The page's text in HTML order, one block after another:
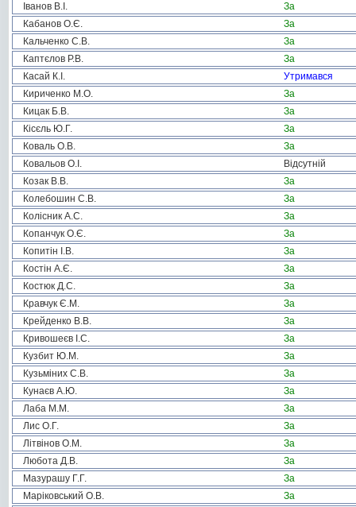
Іванов В.І.
За
Кабанов О.Є.
За
Кальченко С.В.
За
Каптєлов Р.В.
За
Касай К.І.
Утримався
Кириченко М.О.
За
Кицак Б.В.
За
Кісєль Ю.Г.
За
Коваль О.В.
За
Ковальов О.І.
Відсутній
Козак В.В.
За
Колебошин С.В.
За
Колісник А.С.
За
Копанчук О.Є.
За
Копитін І.В.
За
Костін А.Є.
За
Костюк Д.С.
За
Кравчук Є.М.
За
Крейденко В.В.
За
Кривошеєв І.С.
За
Кузбит Ю.М.
За
Кузьміних С.В.
За
Кунаєв А.Ю.
За
Лаба М.М.
За
Лис О.Г.
За
Літвінов О.М.
За
Любота Д.В.
За
Мазурашу Г.Г.
За
Маріковський О.В.
За